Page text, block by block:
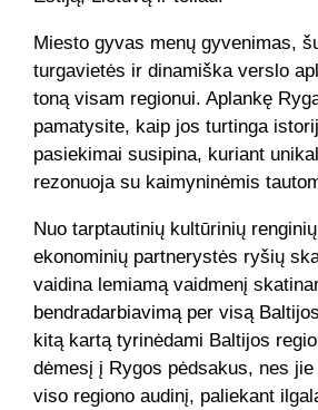
Miesto gyvas menų gyvenimas,
turgavietės ir dinamiška verslo
toną visam regionui. Aplankę
pamatysite, kaip jos turtinga
pasiekimai susipina, kuriant
rezonuoja su kaimyninėmis
Nuo tarptautinių kultūrinių
ekonominių partnerystės ryšių
vaidina lemiamą vaidmenį
bendradarbiavimą per visą
kitą kartą tyrinėdami Baltijos
dėmesį į Rygos pėdsakus, nes
viso regiono audinį, paliekant